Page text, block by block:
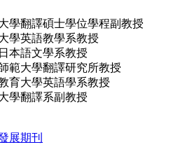
翻譯碩士學位學程副教授
學英語教學系教授
本語文學系教授
範大學翻譯研究所教授
育大學英語學系教授
學翻譯系副教授
展期刊